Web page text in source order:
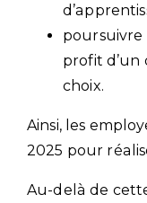
poursuivre
profit d’un
choix.
Ainsi, les
2025 pour
Au-delà de